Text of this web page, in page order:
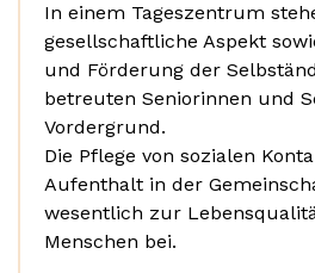
In einem Tageszentrum
gesellschaftliche Aspekt
und Förderung der
betreuten Seniorinnen und
Vordergrund.
Die Pflege von sozialen
Aufenthalt in der
wesentlich zur
Menschen bei.